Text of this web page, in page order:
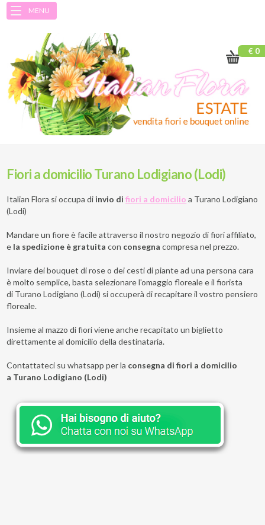
MENU
€ 0
Fiori a domicilio Turano Lodigiano (Lodi)
Italian Flora si occupa di invio difiori a domicilio a Turano Lodigiano
(Lodi)
Mandare un fiore è facile attraverso il nostro negozio di fiori affiliato,
e la spedizione è gratuita con consegna compresa nel prezzo.
Inviare dei bouquet di rose o dei cesti di piante ad una persona cara
è molto semplice, basta selezionare l'omaggio floreale e il fiorista
di Turano Lodigiano (Lodi) si occuperà di recapitare il vostro pensiero
floreale.
Insieme al mazzo di fiori viene anche recapitato un biglietto
direttamente al domicilio della destinataria.
Contattateci su whatsapp per la consegna di fiori a domicilio
a Turano Lodigiano (Lodi)